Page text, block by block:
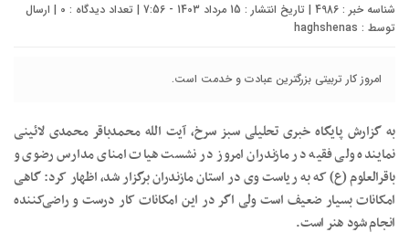
شناسه خبر : 4986 | تاریخ انتشار : 15 مرداد 1403 - 7:56 | تعداد دیدگاه : 0 | ارسال
توسط : haghshenas
امروز کار تربیتی بزرگترین عبادت و خدمت است.
به گزارش پایگاه خبری تحلیلی سبز سرخ، آیت الله محمدباقر محمدی لائینی
نماینده ولی فقیه در مازندران امروز در نشست هیات امنای مدارس رضوی و
باقرالعلوم (ع) که به ریاست وی در استان مازندران برگزار شد، اظهار کرد: گاهی
امکانات بسیار ضعیف است ولی اگر در این امکانات کار درست و راضی‌کننده
انجام شود هنر است.